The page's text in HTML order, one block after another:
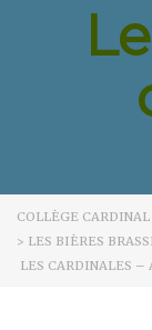
COLLÈGE
> LES BIÈRES
LES CARDINALES –